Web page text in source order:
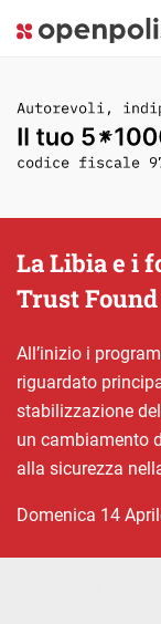
La Libia e i
Trust
All’inizio i
riguardato
stabilizzazione
un cambiamento
alla sicurezza
domenica 14